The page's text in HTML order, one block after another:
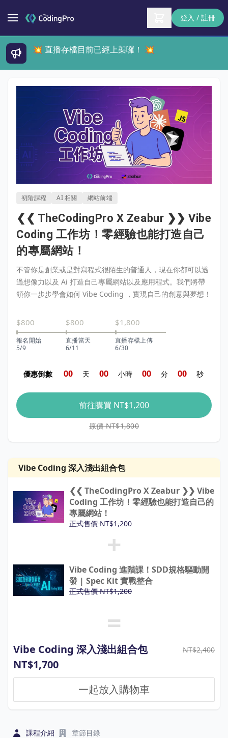
登入 / 註冊
💥 直播存檔目前已經上架囉！ 💥
初階課程 AI 相關 網站前端
❮❮ TheCodingPro X Zeabur ❯❯ Vibe
Coding 工作坊！零經驗也能打造自己
的專屬網站！
不管你是創業或是對寫程式很陌生的普通人，現在你都可以透
過想像力以及 Ai 打造自己專屬網站以及應用程式。我們將帶
領你一步步學會如何 Vibe Coding ，實現自己的創意與夢想！
報名開始
5/9
$800
直播當天
6/11
$800
直播存檔上傳
6/30
$1,800
優惠倒數 00 天 00 小時 00 分 00 秒
前往購買 NT$1,200
原價 NT$1,800
Vibe Coding 深入淺出組合包
❮❮ TheCodingPro X Zeabur ❯❯ Vibe
Coding 工作坊！零經驗也能打造自己的
專屬網站！
正式售價 NT$1,200
Vibe Coding 進階課！SDD規格驅動開
發 | Spec Kit 實戰整合
正式售價 NT$1,200
+
=
Vibe Coding 深入淺出組合包
NT$1,700
NT$2,400
一起放入購物車
課程介紹 章節目錄